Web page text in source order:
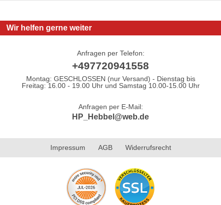
Wir helfen gerne weiter
Anfragen per Telefon:
+497720941558
Montag: GESCHLOSSEN (nur Versand) - Dienstag bis
Freitag: 16.00 - 19.00 Uhr und Samstag 10.00-15.00 Uhr
Anfragen per E-Mail:
HP_Hebbel@web.de
Impressum AGB Widerrufsrecht